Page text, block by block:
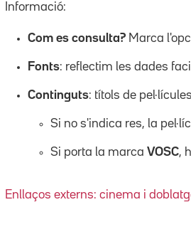
Informació:
Com es consulta? Marca
Fonts: reflectim les dades
Continguts: títols de
Si no s'indica res, la
Si porta la marca VOSC,
Enllaços externs: cinema i